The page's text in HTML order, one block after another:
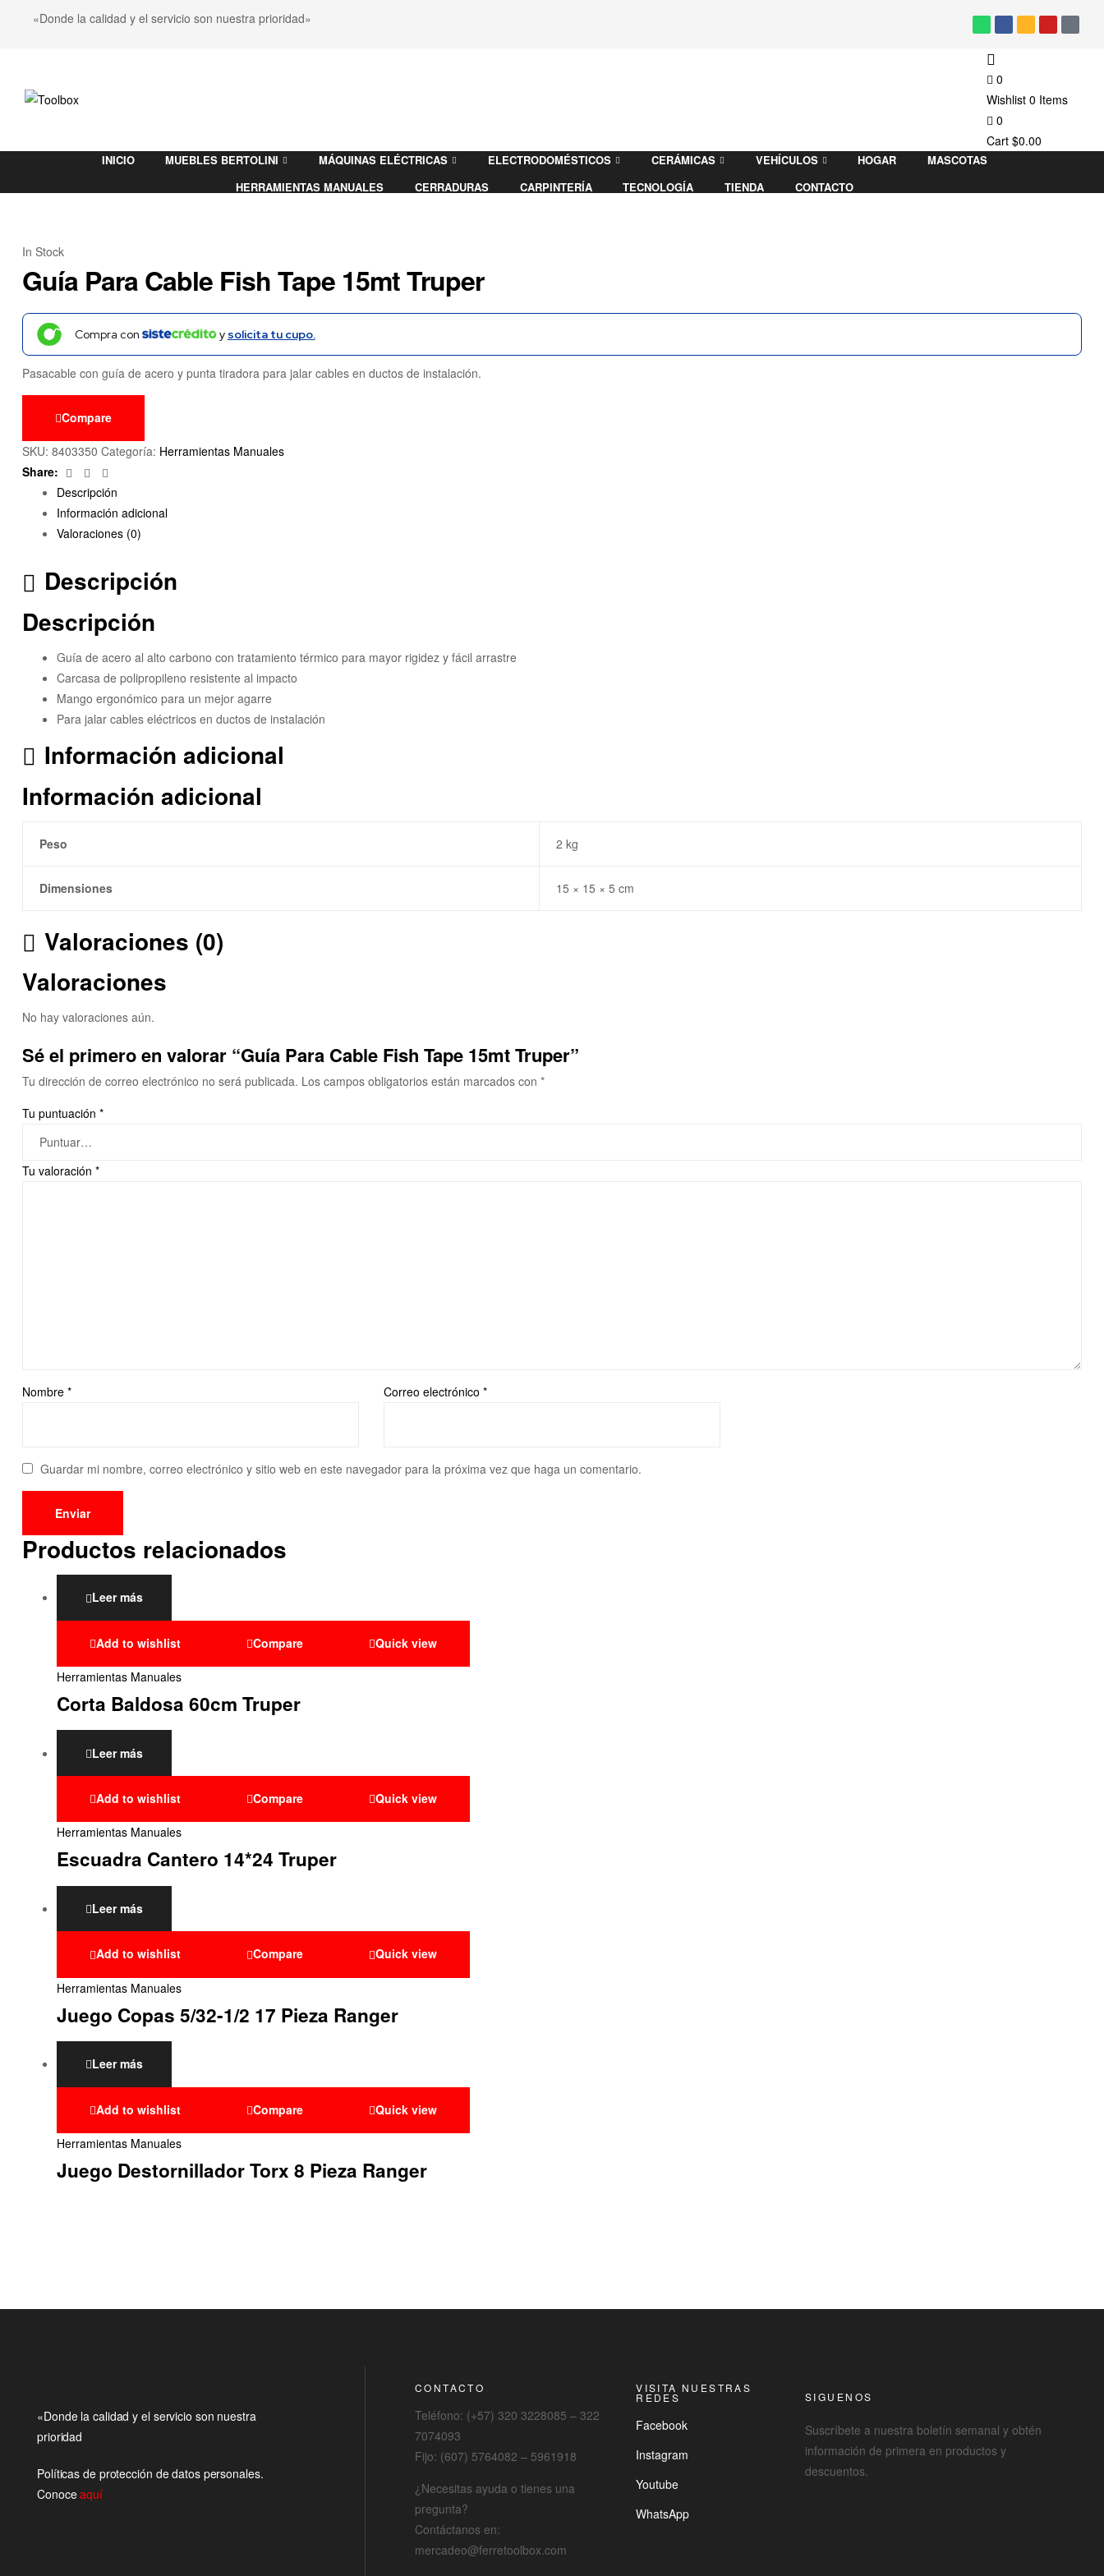
«Donde la calidad y el servicio son nuestra prioridad»
0
Wishlist 0 Items
0
Cart $0.00
INICIO MUEBLES BERTOLINI MÁQUINAS ELÉCTRICAS ELECTRODOMÉSTICOS CERÁMICAS VEHÍCULOS HOGAR
MASCOTAS
HERRAMIENTAS MANUALES
CERRADURAS CARPINTERÍA TECNOLOGÍA TIENDA CONTACTO
In Stock
Guía Para Cable Fish Tape 15mt Truper
Compra con y solicita tu cupo.
Pasacable con guía de acero y punta tiradora para jalar cables en ductos de instalación.
Compare
SKU: 8403350 Categoría: Herramientas Manuales
Share:
Facebook
Twitter
Descripción
Información adicional
Valoraciones (0)
Descripción
Descripción
Guía de acero al alto carbono con tratamiento térmico para mayor rigidez y fácil arrastre
Carcasa de polipropileno resistente al impacto
Mango ergonómico para un mejor agarre
Para jalar cables eléctricos en ductos de instalación
Información adicional
Información adicional
Peso 2 kg
Dimensiones 15 × 15 × 5 cm
Valoraciones (0)
Valoraciones
No hay valoraciones aún.
Sé el primero en valorar “Guía Para Cable Fish Tape 15mt Truper”
Tu dirección de correo electrónico no será publicada. Los campos obligatorios están marcados con *
Tu puntuación *
Tu valoración *
Nombre * Correo electrónico *
Guardar mi nombre, correo electrónico y sitio web en este navegador para la próxima vez que haga un comentario.
Productos relacionados
Leer más
Add to wishlist Compare Quick view
Herramientas Manuales
Corta Baldosa 60cm Truper
Leer más
Add to wishlist Compare Quick view
Herramientas Manuales
Escuadra Cantero 14*24 Truper
Leer más
Add to wishlist Compare Quick view
Herramientas Manuales
Juego Copas 5/32-1/2 17 Pieza Ranger
Leer más
Add to wishlist Compare Quick view
Herramientas Manuales
Juego Destornillador Torx 8 Pieza Ranger
«Donde la calidad y el servicio son nuestra
prioridad
Políticas de protección de datos personales.
Conoceaquí
CONTACTO
Teléfono: (+57) 320 3228085 – 322
7074093
Fijo: (607) 5764082 – 5961918
¿Necesitas ayuda o tienes una
pregunta?
Contáctanos en:
mercadeo@ferretoolbox.com
VISITA NUESTRAS
REDES
Facebook
Instagram
Youtube
WhatsApp
SIGUENOS
Suscríbete a nuestra boletín semanal y obtén
información de primera en productos y
descuentos.